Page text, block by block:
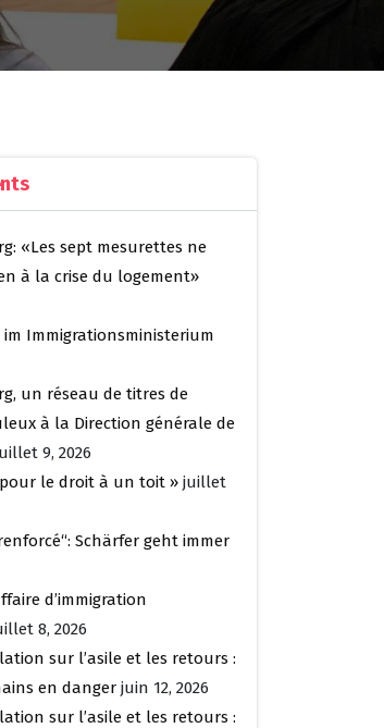
«Les sept mesurettes ne
à la crise du logement»
Immigrationsministerium
un réseau de titres de
à la Direction générale de
9, 2026
le droit à un toit » juillet
Schärfer geht immer
d’immigration
8, 2026
sur l’asile et les retours :
en danger juin 12, 2026
sur l’asile et les retours :